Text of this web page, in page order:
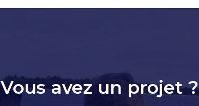
Vous avez un projet ?